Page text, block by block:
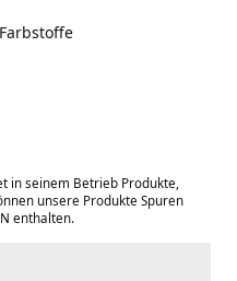
in seinem Betrieb Produkte,
unsere Produkte Spuren
enthalten.